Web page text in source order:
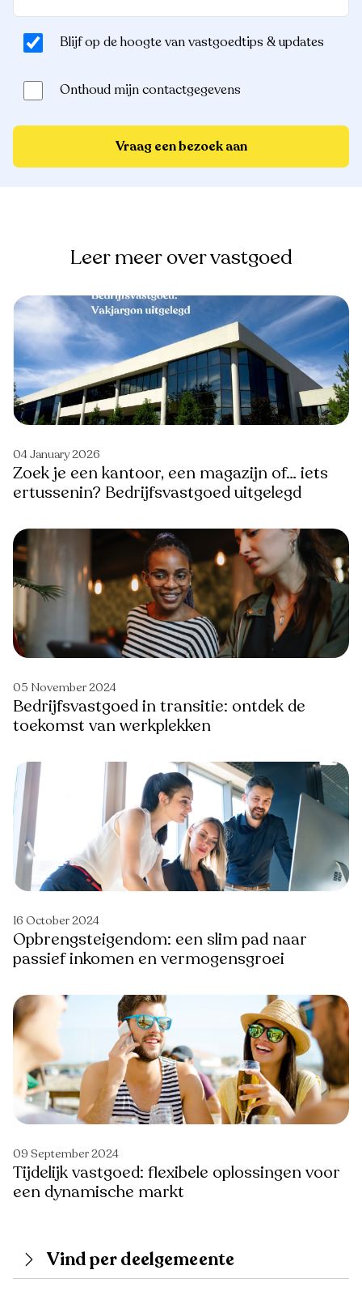
Blijf op de hoogte van vastgoedtips & updates
Onthoud mijn contactgegevens
Vraag een bezoek aan
Leer meer over vastgoed
04 January 2026
Zoek je een kantoor, een magazijn of… iets
ertussenin? Bedrijfsvastgoed uitgelegd
05 November 2024
Bedrijfsvastgoed in transitie: ontdek de
toekomst van werkplekken
16 October 2024
Opbrengsteigendom: een slim pad naar
passief inkomen en vermogensgroei
09 September 2024
Tijdelijk vastgoed: flexibele oplossingen voor
een dynamische markt
Vind per deelgemeente